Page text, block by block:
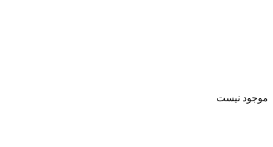
موجود نیست